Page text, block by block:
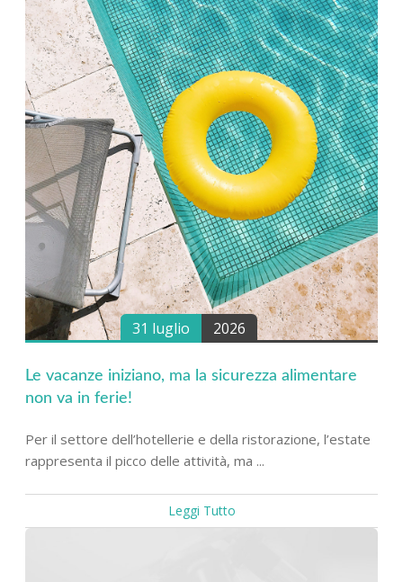
31 luglio 2026
Le vacanze iniziano, ma la sicurezza alimentare
non va in ferie!
Per il settore dell’hotellerie e della ristorazione, l’estate
rappresenta il picco delle attività, ma ...
Leggi Tutto